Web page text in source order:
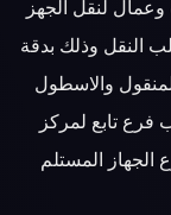
لنقل الجهز
النقل وذلك بدقة
والاسطول
تابع لمركز
المستلم